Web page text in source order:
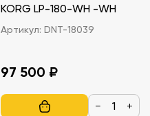
KORG LP-180-WH -WH
Артикул: DNT-18039
97 500 ₽
− +